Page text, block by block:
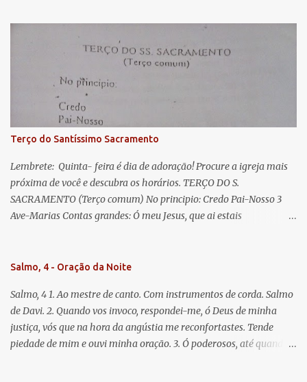
lágrimas. Eia, pois, Advogada nossa, estes vossos olhos
misericordiosos a nós volvei, e depois deste desterro, mostrai-nos
Jesus. Bendito é o fruto do vosso ventre, ó clemente, ó piedosa, ó
doce e sempre Virgem Maria. Rogai por nós Santa Mãe de Deus.
Para que sejamos dignos das promessas de Cristo. Amém.
Terço do Santíssimo Sacramento
Lembrete: Quinta- feira é dia de adoração! Procure a igreja mais
próxima de você e descubra os horários. TERÇO DO S.
SACRAMENTO (Terço comum) No principio: Credo Pai-Nosso 3
Ave-Marias Contas grandes: Ó meu Jesus, que ai estais
Vós morra eu! Nas contas pequenas: Sacramento de Amor!
que nos salva, dá-nos Vossa força, Vosso perdão e a Vossa
misericórdia. (no fim) Rezar 3 vezes: Louvores e graças se deem a
cada momento ao Santíssimo e Diviníssimo Sacramento.
Salmo, 4 - Oração da Noite
Salmo, 4 1. Ao mestre de canto. Com instrumentos de corda. Salmo
de Davi. 2. Quando vos invoco, respondei-me, ó Deus de minha
justiça, vós que na hora da angústia me reconfortastes. Tende
piedade de mim e ouvi minha oração. 3. Ó poderosos, até quando